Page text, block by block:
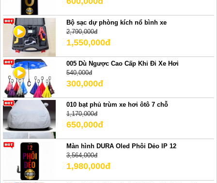
Bộ sạc dự phòng kích nổ bình xe
2,790,000đ
1,550,000đ
005 Dù Ngược Cao Cấp Khi Đi Xe Hơi
540,000đ
300,000đ
010 bạt phủ trùm xe hơi ôtô 7 chỗ
1,170,000đ
650,000đ
Màn hình DURA Oled Phôi Dẻo IP 12
3,564,000đ
1,980,000đ